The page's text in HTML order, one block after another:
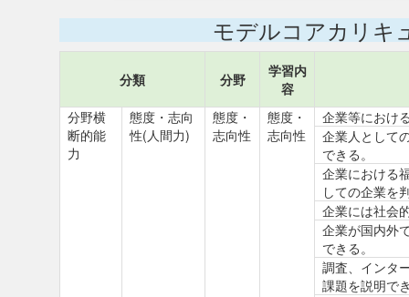
モデルコアカリキ
分類 分野
学習内
容
分野横
断的能
力
態度・志向
性(人間力)
態度・
志向性
態度・
志向性
企業等におけ
企業人として
できる。
企業における
しての企業を
企業には社会
企業が国内外
できる。
調査、インタ
課題を説明で